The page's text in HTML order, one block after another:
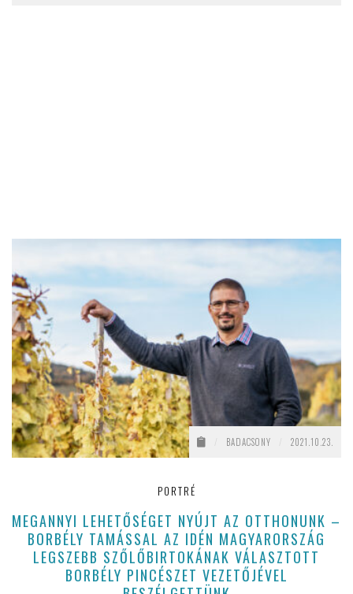
BADACSONY 2021.10.23.
PORTRÉ
MEGANNYI LEHETŐSÉGET NYÚJT AZ OTTHONUNK –
BORBÉLY TAMÁSSAL AZ IDÉN MAGYARORSZÁG
LEGSZEBB SZŐLŐBIRTOKÁNAK VÁLASZTOTT
BORBÉLY PINCÉSZET VEZETŐJÉVEL